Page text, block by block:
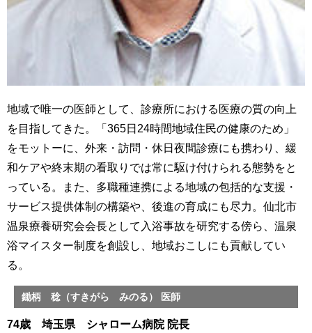
地域で唯一の医師として、診療所における医療の質の向上
を目指してきた。「365日24時間地域住民の健康のため」
をモットーに、外来・訪問・休日夜間診療にも携わり、緩
和ケアや終末期の看取りでは常に駆け付けられる態勢をと
っている。また、多職種連携による地域の包括的な支援・
サービス提供体制の構築や、後進の育成にも尽力。仙北市
温泉療養研究会会長として入浴事故を研究する傍ら、温泉
浴マイスター制度を創設し、地域おこしにも貢献してい
る。
鋤柄 稔（すきがら みのる） 医師
74歳 埼玉県 シャローム病院 院長